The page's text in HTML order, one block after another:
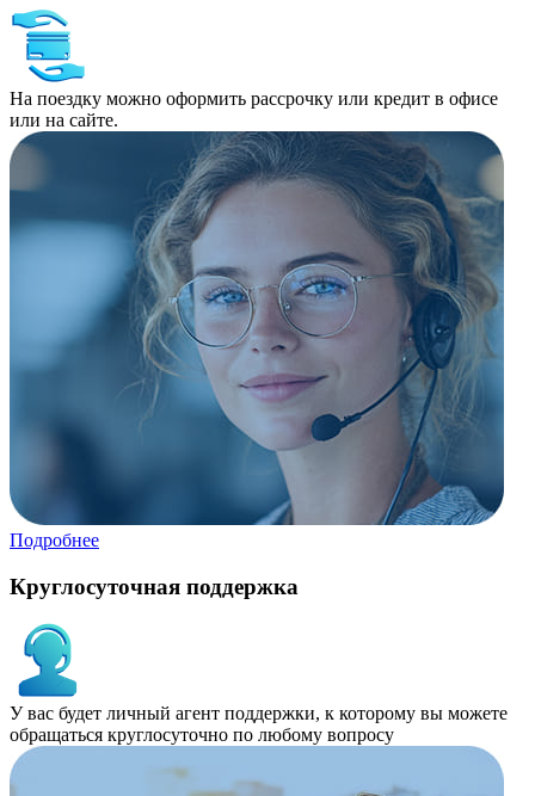
На поездку можно оформить рассрочку или кредит в офисе
или на сайте.
Подробнее
Круглосуточная поддержка
У вас будет личный агент поддержки, к которому вы можете
обращаться круглосуточно по любому вопросу